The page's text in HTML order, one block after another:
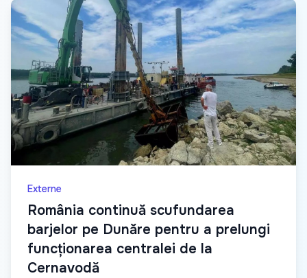
Externe
România continuă scufundarea
barjelor pe Dunăre pentru a prelungi
funcționarea centralei de la
Cernavodă